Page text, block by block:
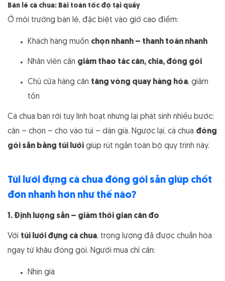
Bán lẻ cà chua: Bài toán tốc độ tại quầy
Ở môi trường bán lẻ, đặc biệt vào giờ cao điểm:
Khách hàng muốn chọn nhanh – thanh toán nhanh
Nhân viên cần giảm thao tác cân, chia, đóng gói
Chủ cửa hàng cần tăng vòng quay hàng hóa, giảm
tồn
Cà chua bán rời tuy linh hoạt nhưng lại phát sinh nhiều bước:
cân – chọn – cho vào túi – dán giá. Ngược lại, cà chua đóng
gói sẵn bằng túi lưới giúp rút ngắn toàn bộ quy trình này.
Túi lưới đựng cà chua đóng gói sẵn giúp chốt
đơn nhanh hơn như thế nào?
1. Định lượng sẵn – giảm thời gian cân đo
Với túi lưới đựng cà chua, trọng lượng đã được chuẩn hóa
ngay từ khâu đóng gói. Người mua chỉ cần:
Nhìn giá